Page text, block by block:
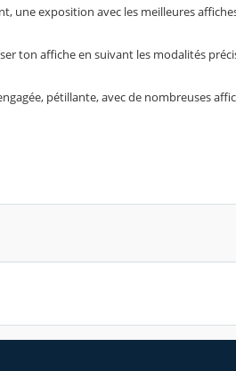
une exposition avec les meilleures
ton affiche en suivant les modalités
pétillante, avec de nombreuses